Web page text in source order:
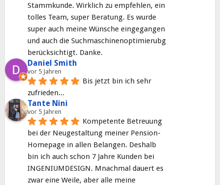
Stammkunde. Wirklich zu empfehlen, ein
tolles Team, super Beratung. Es wurde
super auch meine Wünsche eingegangen
und auch die Suchmaschinenoptimierubg
berücksichtigt. Danke.
Daniel Smith
vor 5 Jahren
Bis jetzt bin ich sehr
zufrieden...
Tante Nini
vor 5 Jahren
Kompetente Betreuung
bei der Neugestaltung meiner Pension-
Homepage in allen Belangen. Deshalb
bin ich auch schon 7 Jahre Kunden bei
INGENIUMDESIGN. Mnachmal dauert es
zwar eine Weile, aber alle meine